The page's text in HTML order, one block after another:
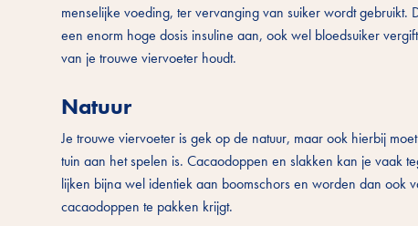
menselijke voeding, ter vervanging van suiker wordt
een enorm hoge dosis insuline aan, ook wel bloedsuiker
van je trouwe viervoeter houdt.
Natuur
Je trouwe viervoeter is gek op de natuur, maar ook hierbij
tuin aan het spelen is. Cacaodoppen en slakken kan je vaak
lijken bijna wel identiek aan boomschors en worden dan ook
cacaodoppen te pakken krijgt.